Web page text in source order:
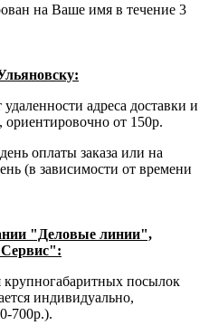
на Ваше имя в течение 3
адреса доставки и
ориентировочно от 150р.
оплаты заказа или на
(в зависимости от времени
"Деловые линии",
посылок
индивидуально,
700р.).